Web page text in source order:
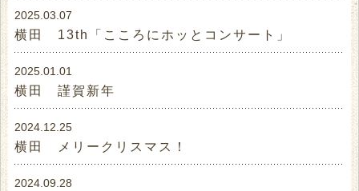
2025.03.07
横田 13th「こころにホッとコンサート」
2025.01.01
横田 謹賀新年
2024.12.25
横田 メリークリスマス！
2024.09.28